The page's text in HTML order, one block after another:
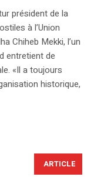
président de la
à l’Union
Chiheb Mekki, l’un
entretient de
«Il a toujours
historique,
ARTICLE